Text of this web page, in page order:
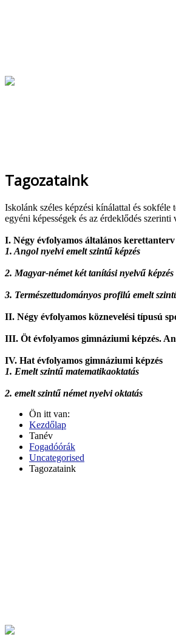
Tagozataink
Iskolánk széles képzési kínálattal és
egyéni képességek és az érdeklődés
I. Négy évfolyamos általános
1. Angol nyelvi emelt szintű képzés
2. Magyar-német két tanítási nyelvű képzés
3. Természettudományos profilú emelt
II. Négy évfolyamos köznevelési típusú
III. Öt évfolyamos gimnáziumi képzés.
IV. Hat évfolyamos gimnáziumi képzés
1. Emelt szintű matematikaoktatás
2. emelt szintű német nyelvi oktatás
Ön itt van:
Kezdőlap
Tanév
Fogadóórák
Uncategorised
Tagozataink